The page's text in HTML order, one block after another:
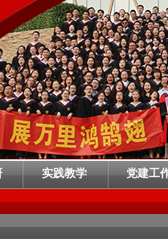
实践教学 党建工